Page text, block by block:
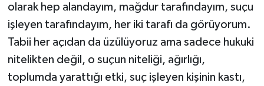
olarak hep alandayım, mağdur tarafındayım, suçu
işleyen tarafındayım, her iki tarafı da görüyorum.
Tabii her açıdan da üzülüyoruz ama sadece hukuki
nitelikten değil, o suçun niteliği, ağırlığı,
toplumda yarattığı etki, suç işleyen kişinin kastı,